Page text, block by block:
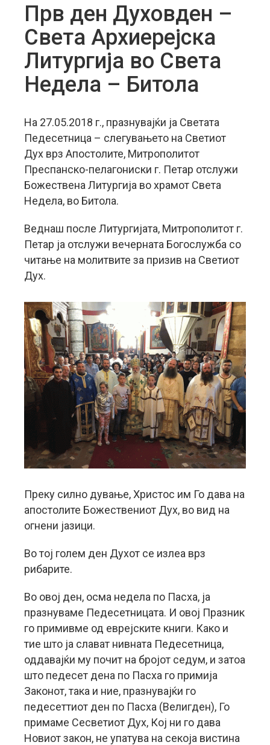
Прв ден Духовден –
Света Архиерејска
Литургија во Света
Недела – Битола
На 27.05.2018 г., празнувајќи ја Светата
Педесетница – слегувањето на Светиот
Дух врз Апостолите, Митрополитот
Преспанско-пелагониски г. Петар отслужи
Божествена Литургија во храмот Света
Недела, во Битола.
Веднаш после Литургијата, Митрополитот г.
Петар ја отслужи вечерната Богослужба со
читање на молитвите за призив на Светиот
Дух.
Преку силно дување, Христос им Го дава на
апостолите Божествениот Дух, во вид на
огнени јазици.
Во тој голем ден Духот се излеа врз
рибарите.
Во овој ден, осма недела по Пасха, ја
празнуваме Педесетницата. И овој Празник
го примивме од еврејските книги. Како и
тие што ја слават нивната Педесетница,
оддавајќи му почит на бројот седум, и затоа
што педесет дена по Пасха го примија
Законот, така и ние, празнувајќи го
педесеттиот ден по Пасха (Велигден), Го
примаме Сесветиот Дух, Кој ни го дава
Новиот закон, не упатува на секоја вистина